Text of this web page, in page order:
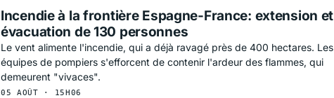
Incendie à la frontière Espagne-France: extension et
évacuation de 130 personnes
Le vent alimente l'incendie, qui a déjà ravagé près de 400 hectares. Les
équipes de pompiers s'efforcent de contenir l'ardeur des flammes, qui
demeurent "vivaces".
05 AOÛT · 15H06